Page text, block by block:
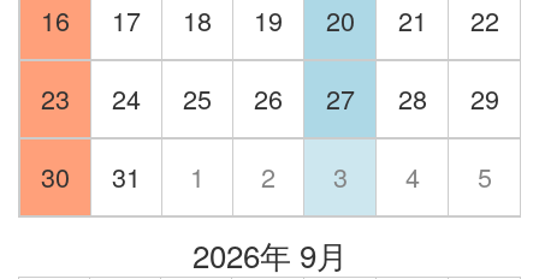
16 17 18 19 20 21 22
23 24 25 26 27 28 29
30 31 1 2 3 4 5
2026年 9月